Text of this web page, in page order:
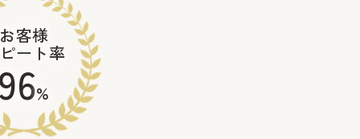
客様
ート率
%